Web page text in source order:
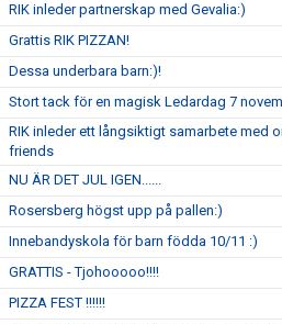
RIK inleder partnerskap med Gevalia:)
Grattis RIK PIZZAN!
Dessa underbara barn:)!
Stort tack för en magisk Ledardag 7
RIK inleder ett långsiktigt samarbete med
friends
NU ÄR DET JUL IGEN......
Rosersberg högst upp på pallen:)
Innebandyskola för barn födda 10/11 :)
GRATTIS - Tjohooooo!!!!
PIZZA FEST !!!!!!